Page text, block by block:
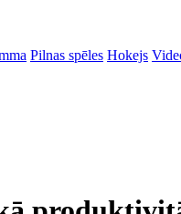
Pilnas spēles Hokejs